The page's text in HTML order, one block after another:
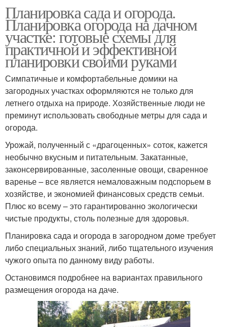
Планировка сада и огорода.
Планировка огорода на дачном
участке: готовые схемы для
практичной и эффективной
планировки своими руками
Симпатичные и комфортабельные домики на
загородных участках оформляются не только для
летнего отдыха на природе. Хозяйственные люди не
преминут использовать свободные метры для сада и
огорода.
Урожай, полученный с «драгоценных» соток, кажется
необычно вкусным и питательным. Закатанные,
законсервированные, засоленные овощи, сваренное
варенье – все является немаловажным подспорьем в
хозяйстве, и экономией финансовых средств семьи.
Плюс ко всему – это гарантированно экологически
чистые продукты, столь полезные для здоровья.
Планировка сада и огорода в загородном доме требует
либо специальных знаний, либо тщательного изучения
чужого опыта по данному виду работы.
Остановимся подробнее на вариантах правильного
размещения огорода на даче.